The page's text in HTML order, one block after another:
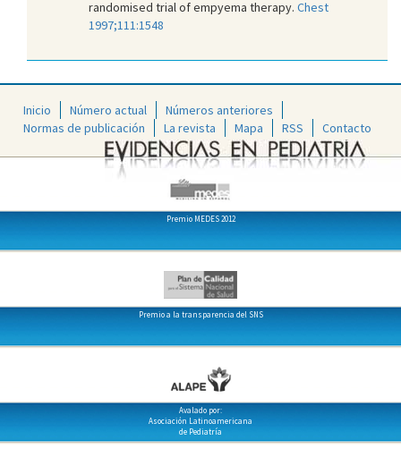
randomised trial of empyema therapy. Chest
1997;111:1548
Inicio Número actual
Números anteriores
Normas de publicación
La revista Mapa RSS Contacto
Premio MEDES 2012
Premio a la transparencia del SNS
Avalado por:
Asociación Latinoamericana
de Pediatría